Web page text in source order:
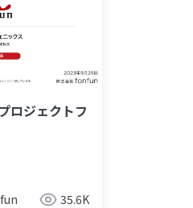
ロジェクトフ
35.6K